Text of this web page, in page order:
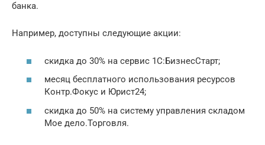
банка.
Например, доступны следующие акции:
скидка до 30% на сервис 1С:БизнесСтарт;
месяц бесплатного использования ресурсов
Контр.Фокус и Юрист24;
скидка до 50% на систему управления складом
Мое дело.Торговля.